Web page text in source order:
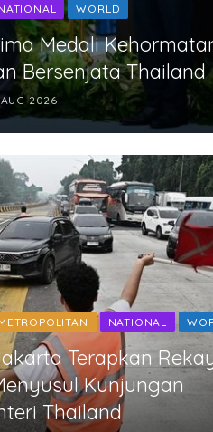
WORLD
Medali
Bersenjata Thailand
2026
NATIONAL
Terapkan
Kunjungan
Thailand